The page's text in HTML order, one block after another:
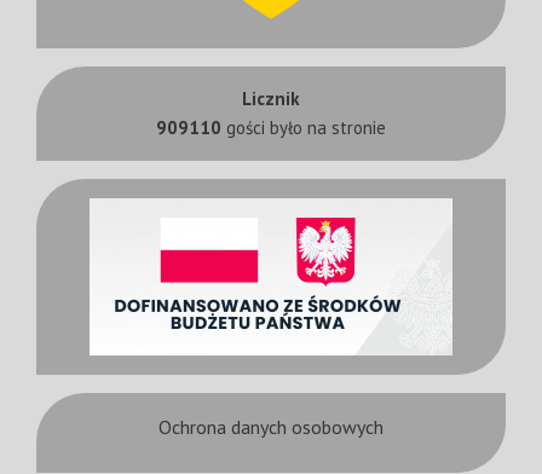
Licznik
909110 gości było na stronie
Ochrona danych osobowych